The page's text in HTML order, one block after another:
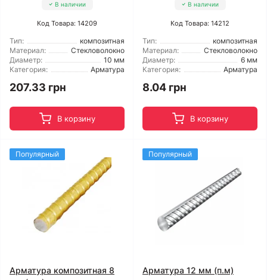
В наличии
Код Товара: 14209
Тип:
композитная
Материал:
Стекловолокно
Диаметр:
10 мм
Категория:
Арматура
207.33 грн
В корзину
В наличии
Код Товара: 14212
Тип:
композитная
Материал:
Стекловолокно
Диаметр:
6 мм
Категория:
Арматура
8.04 грн
В корзину
Популярный
Арматура композитная 8
Популярный
Арматура 12 мм (п.м)